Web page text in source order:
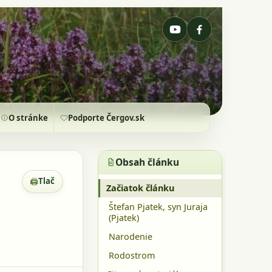
O stránke Podporte Čergov.sk
🖨Tlač
Zobrazenie pre tlač
Obsah článku
Začiatok článku
Štefan Pjatek, syn Juraja
(Pjatek)
Narodenie
Rodostrom